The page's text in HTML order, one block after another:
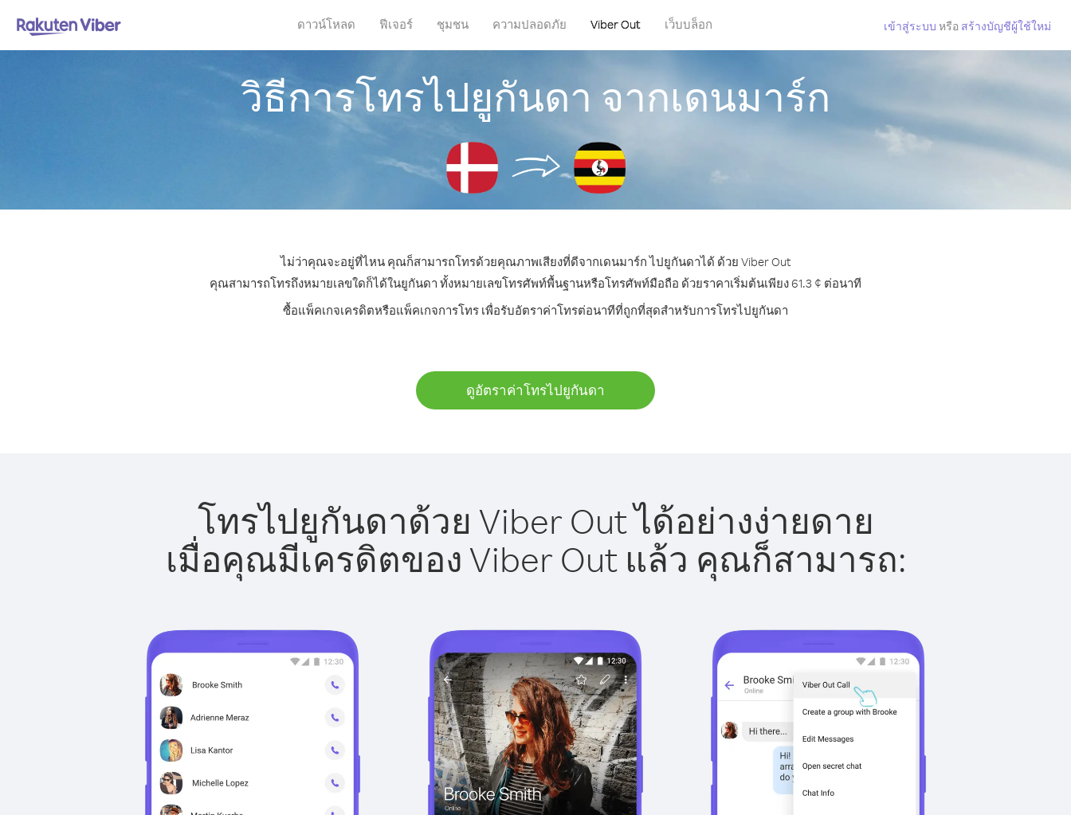
ดาวน์โหลด ฟีเจอร์ ชุมชน ความปลอดภัย Viber Out เว็บบล็อก เข้าสู่ระบบ หรือ สร้างบัญชีผู้ใช้ใหม่
วิธีการโทรไปยูกันดา จากเดนมาร์ก
ไม่ว่าคุณจะอยู่ที่ไหน คุณก็สามารถโทรด้วยคุณภาพเสียงที่ดีจากเดนมาร์ก ไปยูกันดาได้ ด้วย Viber Out
คุณสามารถโทรถึงหมายเลขใดก็ได้ในยูกันดา ทั้งหมายเลขโทรศัพท์พื้นฐานหรือโทรศัพท์มือถือ ด้วยราคาเริ่มต้นเพียง 61.3 ¢ ต่อนาที
ซื้อแพ็คเกจเครดิตหรือแพ็คเกจการโทร เพื่อรับอัตราค่าโทรต่อนาทีที่ถูกที่สุดสำหรับการโทรไปยูกันดา
ดูอัตราค่าโทรไปยูกันดา
โทรไปยูกันดาด้วย Viber Out ได้อย่างง่ายดาย
เมื่อคุณมีเครดิตของ Viber Out แล้ว คุณก็สามารถ: